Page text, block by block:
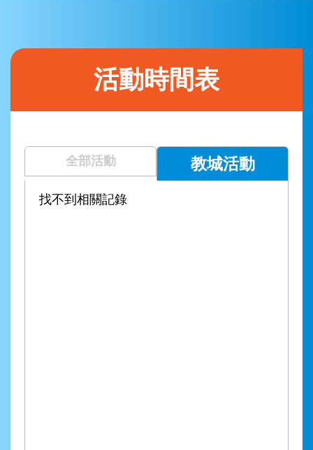
活動時間表
全部活動 教城活動
找不到相關記錄